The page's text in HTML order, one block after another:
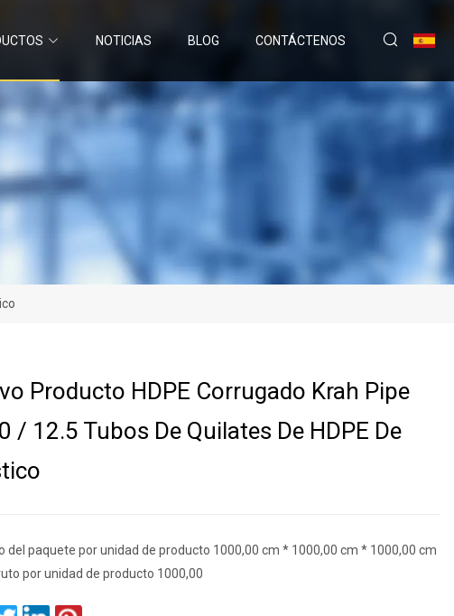
NOTICIAS BLOG CONTÁCTENOS
Producto HDPE Corrugado Krah Pipe
/ 12.5 Tubos De Quilates De HDPE De
del paquete por unidad de producto 1000,00 cm * 1000,00 cm * 1000,00 cm
por unidad de producto 1000,00